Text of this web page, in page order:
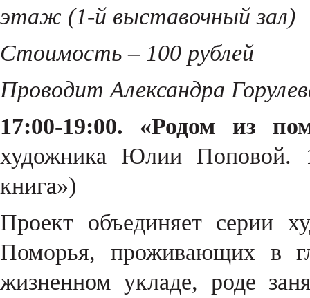
этаж (1-й выставочный зал)
Стоимость – 100 рублей
Проводит Александра
17:00-19:00. «Родом из
художника Юлии Поповой.
книга»)
Проект объединяет серии
Поморья, проживающих в
жизненном укладе, роде